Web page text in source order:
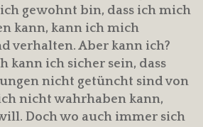
gewohnt bin, dass ich mich
kann, kann ich mich
verhalten. Aber kann ich?
kann ich sicher sein, dass
nicht getüncht sind von
nicht wahrhaben kann,
Doch wo auch immer sich